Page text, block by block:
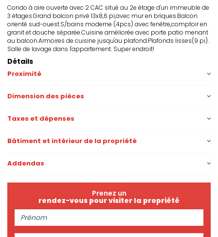
Condo à aire ouverte avec 2 CAC situé au 2e étage d'un immeuble de
3 étages.Grand balcon privé 13x8,6 pi,avec mur en briques.Balcon
orienté sud-ouest.S/bains moderne (4pcs) avec fenêtre,comptoir en
granit et douche séparée.Cuisine améliorée avec porte patio menant
au balcon.Armoires de cuisine jusqu'au plafond.Plafonds lisses(9 pi).
Salle de lavage dans l'appartement. Super endroit!
Détails
Proximité
Dimension des pièces
Taxes et dépenses
Bâtiment et intérieur de la propriété
Addendas
Prenez un
rendez-vous pour visiter la propriété
Prénom: